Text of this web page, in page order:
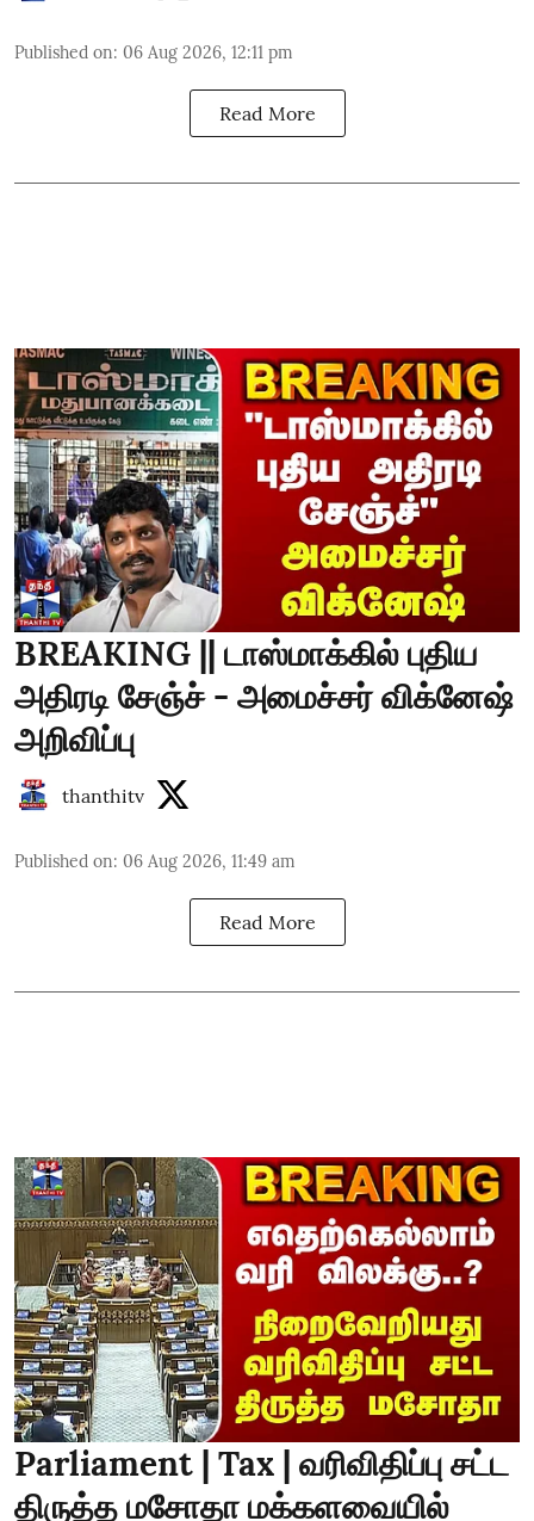
Published on: 06 Aug 2026, 12:11 pm
Read More
BREAKING || டாஸ்மாக்கில் புதிய
அதிரடி சேஞ்ச் - அமைச்சர் விக்னேஷ்
அறிவிப்பு
thanthitv
Published on: 06 Aug 2026, 11:49 am
Read More
Parliament | Tax | வரிவிதிப்பு சட்ட
திருத்த மசோதா மக்களவையில்